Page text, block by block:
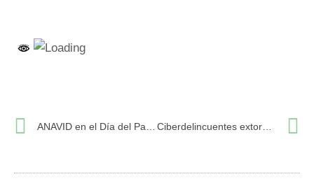
Ciberdelincuentes extorsionan con 4,25 millones a la Generalitat por rescatar los datos de pacientes del Hospital Clínic